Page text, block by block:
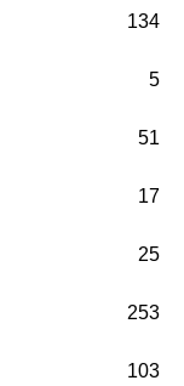
134
5
51
17
25
253
103